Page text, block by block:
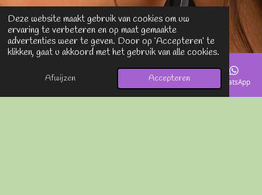
Deze website maakt gebruik van cookies om uw
ervaring te verbeteren en op maat gemaakte
advertenties weer te geven. Door op ‘Accepteren’ te
klikken, gaat u akkoord met het gebruik van alle cookies.
Afwijzen Accepteren
E-mailadres Telefoonnummer Kaart Instagram WhatsApp